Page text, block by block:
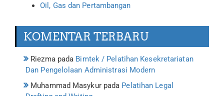
Oil, Gas dan Pertambangan
KOMENTAR TERBARU
Riezmapada Bimtek / Pelatihan Kesekretariatan
Dan Pengelolaan Administrasi Modern
Muhammad Masykurpada Pelatihan Legal